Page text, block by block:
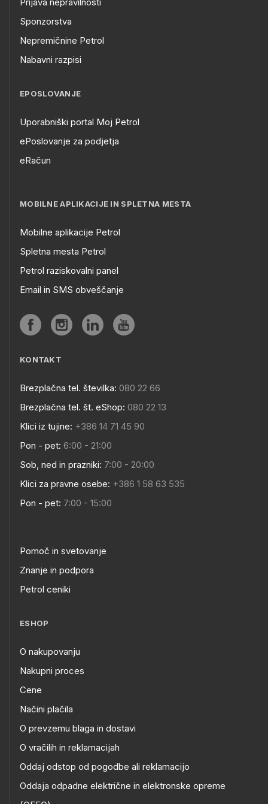
Sponzorstva
Nepremičnine Petrol
Nabavni razpisi
EPOSLOVANJE
Uporabniški portal Moj Petrol
ePoslovanje za podjetja
eRačun
MOBILNE APLIKACIJE IN SPLETNA MESTA
Mobilne aplikacije Petrol
Spletna mesta Petrol
Petrol raziskovalni panel
Email in SMS obveščanje
KONTAKT
Brezplačna tel. številka: 080 22 66
Brezplačna tel. št. eShop: 080 22 13
Klici iz tujine: +386 14 71 45 90
Pon - pet: 6:00 - 21:00
Sob, ned in prazniki: 7:00 - 20:00
Klici za pravne osebe: +386 1 58 63 535
Pon - pet: 7:00 - 15:00
Pomoč in svetovanje
Znanje in podpora
Petrol ceniki
ESHOP
O nakupovanju
Nakupni proces
Cene
Načini plačila
O prevzemu blaga in dostavi
O vračilih in reklamacijah
Oddaj odstop od pogodbe ali reklamacijo
Oddaja odpadne električne in elektronske opreme